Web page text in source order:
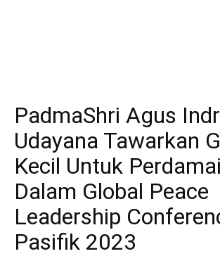
PadmaShri Agus
Udayana Tawarkan
Kecil Untuk
Dalam Global Peace
Leadership
Pasifik 2023